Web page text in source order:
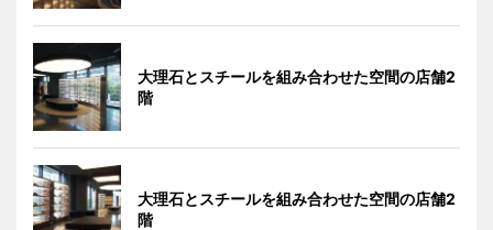
大理石とスチールを組み合わせた空間の店舗2
階
大理石とスチールを組み合わせた空間の店舗2
階